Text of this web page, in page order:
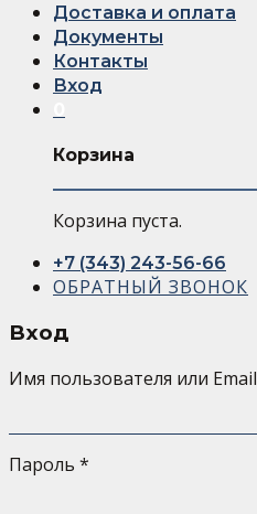
Доставка и оплата
Документы
Контакты
Вход
Корзина
Корзина пуста.
+7 (343) 243-56-66
ОБРАТНЫЙ ЗВОНОК
Вход
Имя пользователя или Email
Пароль *